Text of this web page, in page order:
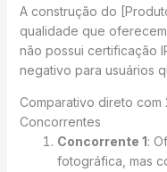
A construção do
qualidade que
não possui certificação
negativo para usuários
Comparativo direto
Concorrentes
Concorrente 1:
fotográfica, mas